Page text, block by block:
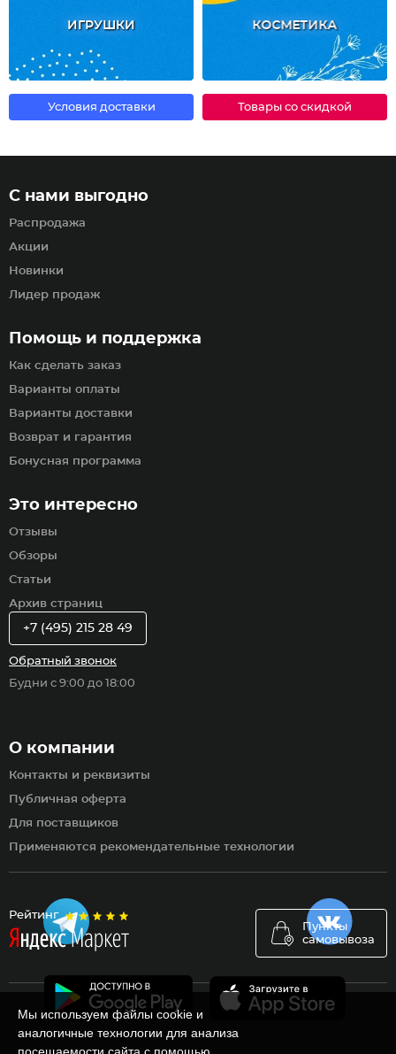
ИГРУШКИ КОСМЕТИКА
Условия доставки Товары со скидкой
Рейтинг
Пункты
самовывоза
Помощь и поддержка
Как сделать заказ
Варианты оплаты
Варианты доставки
Возврат и гарантия
Бонусная программа
С нами выгодно
Распродажа
Акции
Новинки
Лидер продаж
Это интересно
Отзывы
Обзоры
Статьи
Архив страниц
О компании
Контакты и реквизиты
Публичная оферта
Для поставщиков
Применяются рекомендательные технологии
+7 (495) 215 28 49
Обратный звонок
Будни с 9:00 до 18:00
Мы используем файлы cookie и
аналогичные технологии для анализа